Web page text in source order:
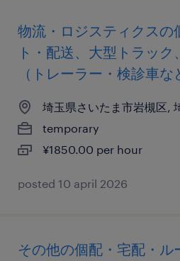
物流・ロジスティクスの
ト・配送、大型トラッ
（トレーラー・検診車
埼玉県さいたま市岩槻区,
temporary
¥1850.00 per hour
posted 10 april 2026
その他の個配・宅配・ル